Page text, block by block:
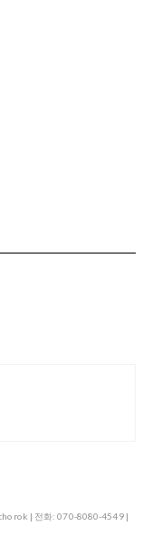
rok | 전화: 070-8080-4549 |